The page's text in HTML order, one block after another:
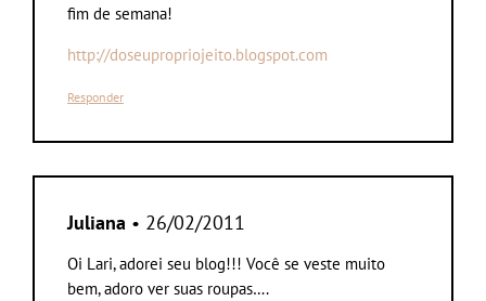
fim de semana!
http://doseupropriojeito.blogspot.com
Responder
Juliana • 26/02/2011
Oi Lari, adorei seu blog!!! Você se veste muito
bem, adoro ver suas roupas….